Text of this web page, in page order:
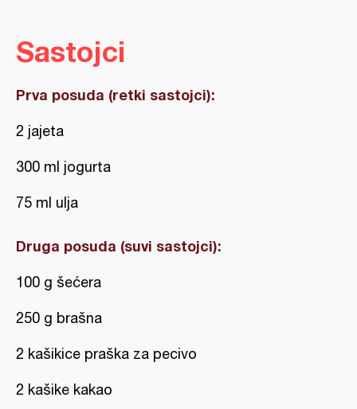
Sastojci
Prva posuda (retki sastojci):
2 jajeta
300 ml jogurta
75 ml ulja
Druga posuda (suvi sastojci):
100 g šećera
250 g brašna
2 kašikice praška za pecivo
2 kašike kakao